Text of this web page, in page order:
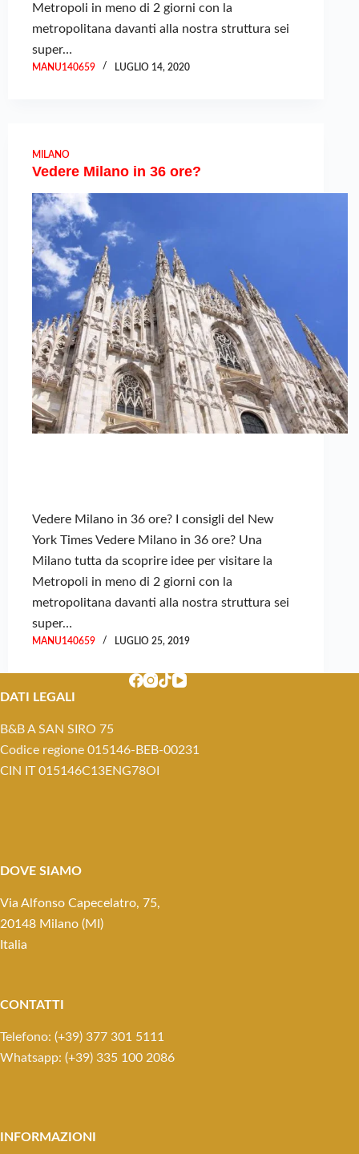
Metropoli in meno di 2 giorni con la
metropolitana davanti alla nostra struttura sei
super…
MANU140659 LUGLIO 14, 2020
MILANO
Vedere Milano in 36 ore?
Vedere Milano in 36 ore? I consigli del New
York Times Vedere Milano in 36 ore? Una
Milano tutta da scoprire idee per visitare la
Metropoli in meno di 2 giorni con la
metropolitana davanti alla nostra struttura sei
super…
MANU140659 LUGLIO 25, 2019
DATI LEGALI
B&B A SAN SIRO 75
Codice regione 015146-BEB-00231
CIN IT 015146C13ENG78OI
DOVE SIAMO
Via Alfonso Capecelatro, 75,
20148 Milano (MI)
Italia
CONTATTI
Telefono: (+39) 377 301 5111
Whatsapp: (+39) 335 100 2086
INFORMAZIONI